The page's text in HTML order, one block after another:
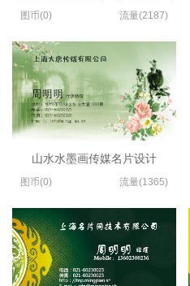
图币(0) 流量(2187)
山水水墨画传媒名片设计
图币(0) 流量(1365)